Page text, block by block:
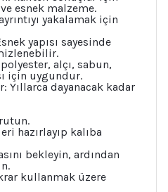
esnek malzeme.
yakalamak için
yapısı sayesinde
alçı, sabun,
için uygundur.
Yıllarca dayanacak kadar
hazırlayıp kalıba
bekleyin, ardından
kullanmak üzere